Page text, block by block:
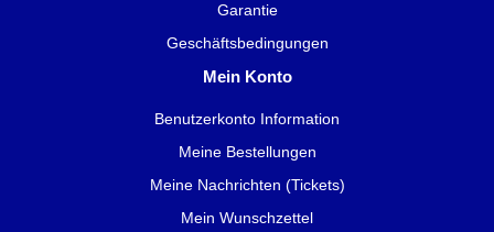
Garantie
Geschäftsbedingungen
Mein Konto
Benutzerkonto Information
Meine Bestellungen
Meine Nachrichten (Tickets)
Mein Wunschzettel